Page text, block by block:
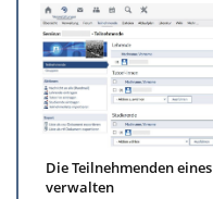
Die Teilnehmenden
verwalten